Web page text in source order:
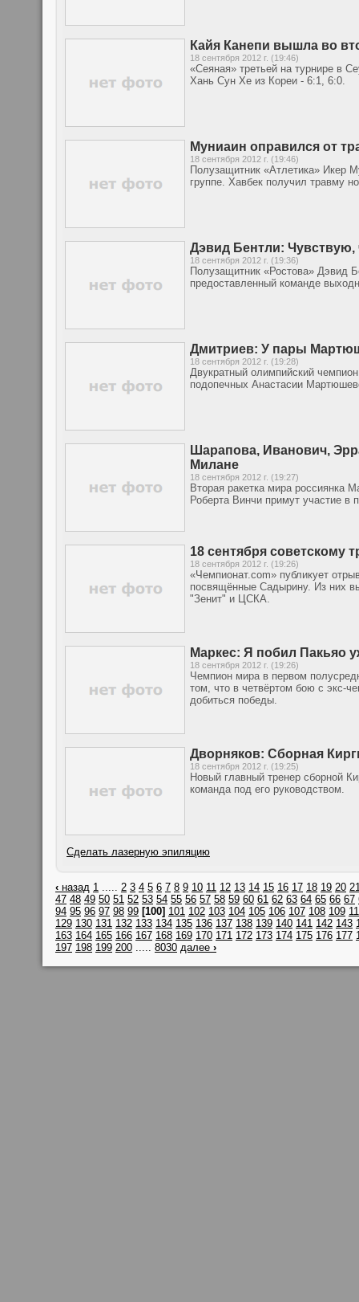
Кайя Канепи вышла во
18 сентября 2012 г. (19:46)
«Сеяная» третьей на турнире в
Хань Сун Хе из Кореи - 6:1, 6:0.
Муниаин оправился от
18 сентября 2012 г. (19:46)
Полузащитник «Атлетика» Икер
группе. Хавбек получил травму
Дэвид Бентли: Чувствую,
18 сентября 2012 г. (19:36)
Полузащитник «Ростова» Дэвид
предоставленный команде
Дмитриев: У пары
18 сентября 2012 г. (19:28)
Двукратный олимпийский
подопечных Анастасии
Шарапова, Иванович,
Милане
18 сентября 2012 г. (19:27)
Вторая ракетка мира россиянка
Роберта Винчи примут участие в
18 сентября советскому
18 сентября 2012 г. (19:26)
«Чемпионат.com» публикует
посвящённые Садырину. Из них
"Зенит" и ЦСКА.
Маркес: Я побил Пакьяо
18 сентября 2012 г. (19:26)
Чемпион мира в первом
том, что в четвёртом бою с экс-
добиться победы.
Дворняков: Сборная
18 сентября 2012 г. (19:25)
Новый главный тренер сборной
команда под его руководством.
Сделать лазерную эпиляцию
‹ назад 1 ..... 2 3 4 5 6 7 8 9 10 11 12 13 14 15 16 17 18 19 20
47 48 49 50 51 52 53 54 55 56 57 58 59 60 61 62 63 64 65 66 67
94 95 96 97 98 99 [100] 101 102 103 104 105 106 107 108 109
129 130 131 132 133 134 135 136 137 138 139 140 141 142 143
163 164 165 166 167 168 169 170 171 172 173 174 175 176 177
197 198 199 200 ..... 8030 далее ›